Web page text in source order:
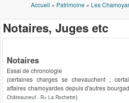
Vous êtes ici
Accueil » Patrimoine » Les
Notaires, Juges etc
Notaires
Essai de chronologie
(certaines charges se chevauchent ;
affaires chamoyardes depuis d'autres
Châteauneuf - R= La Rochette)